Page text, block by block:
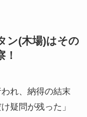
ン(木場)はその
れ、納得の結末
疑問が残った」